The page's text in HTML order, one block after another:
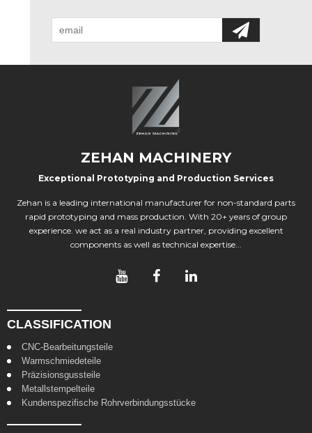
ZEHAN MACHINERY
Exceptional Prototyping and Production Services
Zehan is a leading international manufacturer for non-standard parts
rapid prototyping and mass production. With 20+ years of group
experience. we act as a real industry partner, providing excellent
components as well as technical expertise...
CLASSIFICATION
CNC-Bearbeitungsteile
Warmschmiedeteile
Präzisionsgussteile
Metallstempelteile
Kundenspezifische Rohrverbindungsstücke